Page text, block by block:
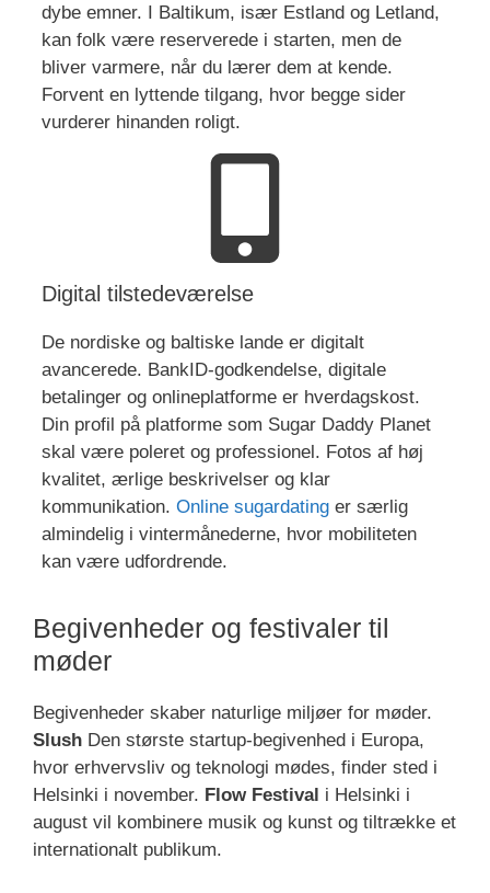
dybe emner. I Baltikum, især Estland og Letland,
kan folk være reserverede i starten, men de
bliver varmere, når du lærer dem at kende.
Forvent en lyttende tilgang, hvor begge sider
vurderer hinanden roligt.
Digital tilstedeværelse
De nordiske og baltiske lande er digitalt
avancerede. BankID-godkendelse, digitale
betalinger og onlineplatforme er hverdagskost.
Din profil på platforme som Sugar Daddy Planet
skal være poleret og professionel. Fotos af høj
kvalitet, ærlige beskrivelser og klar
kommunikation. Online sugardating er særlig
almindelig i vintermånederne, hvor mobiliteten
kan være udfordrende.
Begivenheder og festivaler til
møder
Begivenheder skaber naturlige miljøer for møder.
Slush Den største startup-begivenhed i Europa,
hvor erhvervsliv og teknologi mødes, finder sted i
Helsinki i november. Flow Festival i Helsinki i
august vil kombinere musik og kunst og tiltrække et
internationalt publikum.